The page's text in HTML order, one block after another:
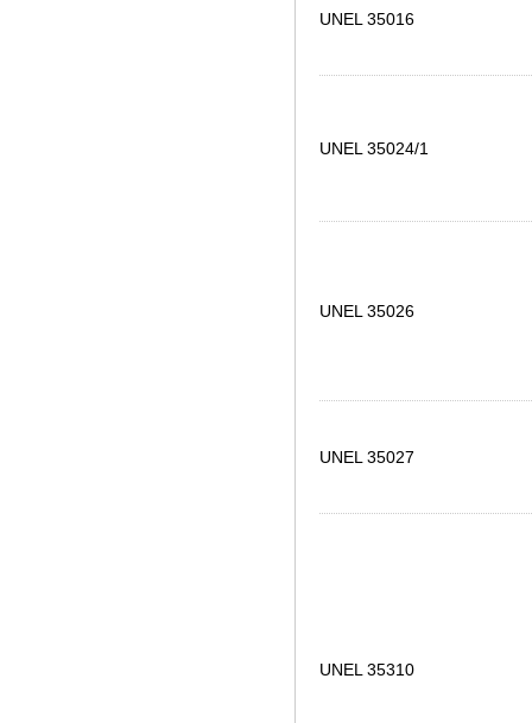
UNEL 35016
UNEL 35024/1
UNEL 35026
UNEL 35027
UNEL 35310